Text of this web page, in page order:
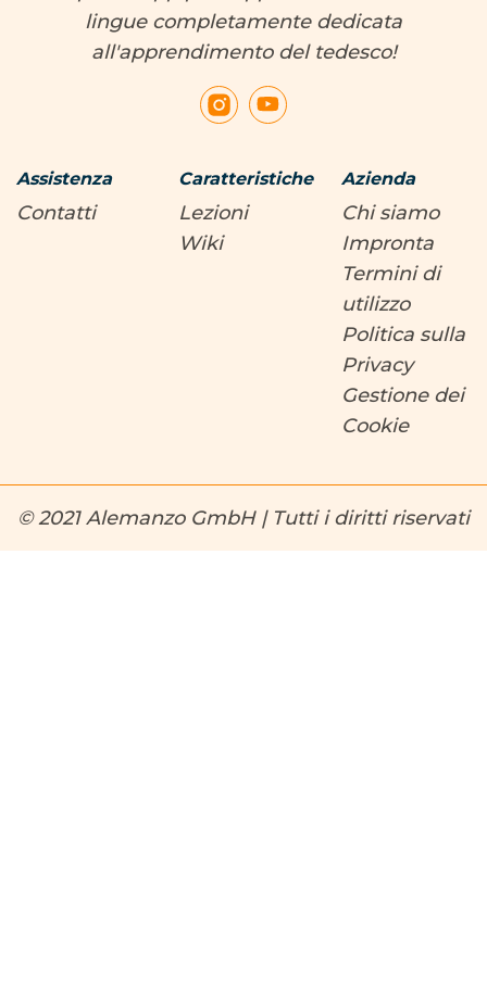
lingue completamente dedicata
all'apprendimento del tedesco!
Assistenza
Contatti
Caratteristiche
Lezioni
Wiki
Azienda
Chi siamo
Impronta
Termini di
utilizzo
Politica sulla
Privacy
Gestione dei
Cookie
© 2021 Alemanzo GmbH | Tutti i diritti riservati